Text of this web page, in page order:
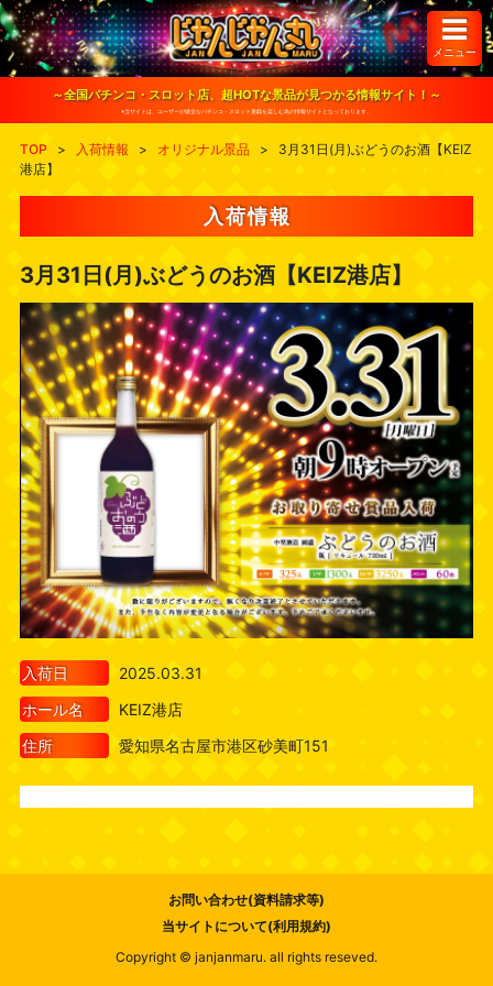
S
k
i
o
メニュー
～全国パチンコ・スロット店、超HOTな景品が見つかる情報サイト！～
※当サイトは、ユーザーが健全なパチンコ・スロット遊戯を楽しむ為の情報サイトとなっております。
TOP > 入荷情報 > オリジナル景品 >
3月31日(月)ぶどうのお酒【KEIZ
港店】
入荷情報
3月31日(月)ぶどうのお酒【KEIZ港店】
入荷日
2025.03.31
ホール名
KEIZ港店
住所
愛知県名古屋市港区砂美町151
お問い合わせ(資料請求等)
当サイトについて(利用規約)
Copyright © janjanmaru. all rights reseved.